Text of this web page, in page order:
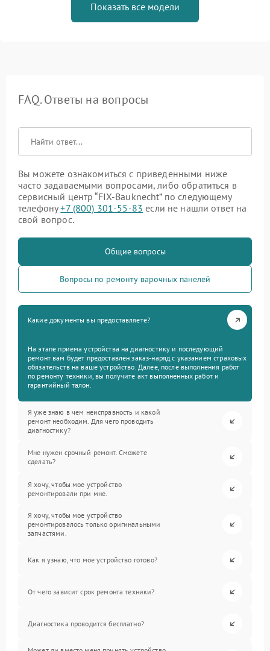
Показать все модели
FAQ. Ответы на вопросы
Вы можете ознакомиться с приведенными ниже
часто задаваемыми вопросами, либо обратиться в
сервисный центр “FIX-Bauknecht” по следующему
телефону+7 (800) 301-55-83 если не нашли ответ на
свой вопрос.
Общие вопросы
Вопросы по ремонту варочных панелей
Какие документы вы предоставляете?
На этапе приема устройства на диагностику и последующий
ремонт вам будет предоставлен заказ-наряд с указанием страховых
обязательств на ваше устройство. Далее, после выполнения работ
по ремонту техники, вы получите акт выполненных работ и
гарантийный талон.
Я уже знаю в чем неисправность и какой
ремонт необходим. Для чего проводить
диагностику?
Мне нужен срочный ремонт. Сможете
сделать?
Я хочу, чтобы мое устройство
ремонтировали при мне.
Я хочу, чтобы мое устройство
ремонтировалось только оригинальными
запчастями.
Как я узнаю, что мое устройство готово?
От чего зависит срок ремонта техники?
Диагностика проводится бесплатно?